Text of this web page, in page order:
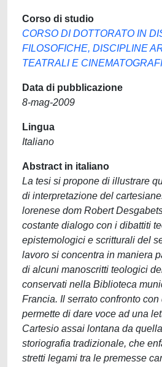
Corso di studio
CORSO DI DOTTORATO IN
FILOSOFICHE, DISCIPLINE
TEATRALI E
Data di pubblicazione
8-mag-2009
Lingua
Italiano
Abstract in italiano
La tesi si propone di illustrare
di interpretazione del
lorenese dom Robert
costante dialogo con i dibattiti
epistemologici e scritturali del
lavoro si concentra in maniera
di alcuni manoscritti teologici
conservati nella Biblioteca
Francia. Il serrato confronto
permette di dare voce ad una
Cartesio assai lontana da
storiografia tradizionale, che
stretti legami tra le premesse